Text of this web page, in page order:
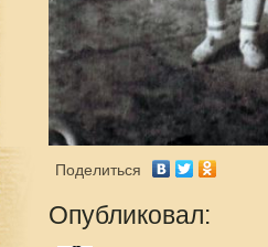
Поделиться
Опубликовал: